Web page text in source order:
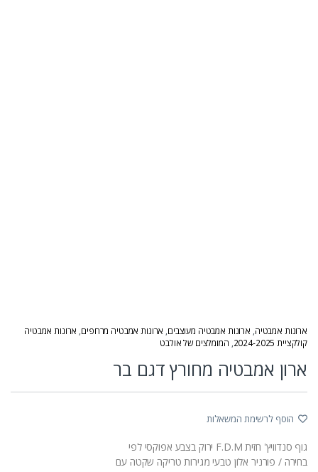
ארונות אמבטיה, ארונות אמבטיה מעוצבים, ארונות אמבטיה מרחפים, ארונות אמבטיה
קולקציית 2024-2025
, המומלצים של אולבט
ארון אמבטיה מחורץ דגם בר
הוסף לרשימת המשאלות
גוף סנדוויץ' חזית F.D.M ירוק בצבע אפוקסי לפי
בחירה / פורניר אלון טבעי מגירות טריקה שקטה עם